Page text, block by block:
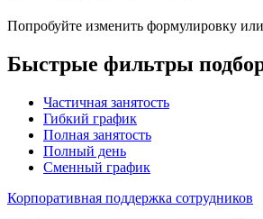
Попробуйте изменить формулировку
Быстрые фильтры
Частичная занятость
Гибкий график
Полная занятость
Полный день
Сменный график
Корпоративная поддержка сотрудников